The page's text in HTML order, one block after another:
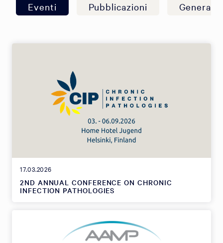
Eventi Pubblicazioni Generale
17.03.2026
2ND ANNUAL CONFERENCE ON CHRONIC
INFECTION PATHOLOGIES